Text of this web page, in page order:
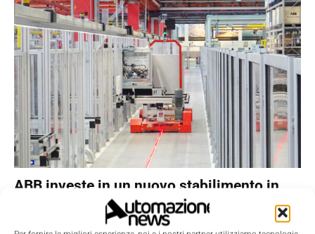
ABB investe in un nuovo stabilimento in
Italia per accelerare l’automazione della